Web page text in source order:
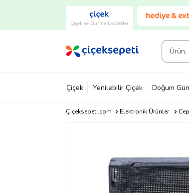
Çiçek ve Gurme Lezzetler
Çiçek Yenilebilir Çiçek Doğum
Çiçeksepeti.com Elektronik Ürünler